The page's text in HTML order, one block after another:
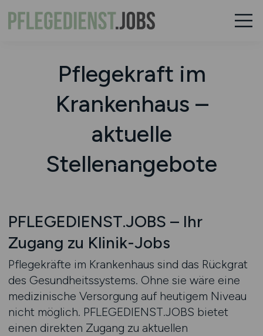
Pflegekraft im
Krankenhaus –
aktuelle
Stellenangebote
PFLEGEDIENST.JOBS – Ihr
Zugang zu Klinik-Jobs
Pflegekräfte im Krankenhaus sind das Rückgrat
des Gesundheitssystems. Ohne sie wäre eine
medizinische Versorgung auf heutigem Niveau
nicht möglich. PFLEGEDIENST.JOBS bietet
einen direkten Zugang zu aktuellen